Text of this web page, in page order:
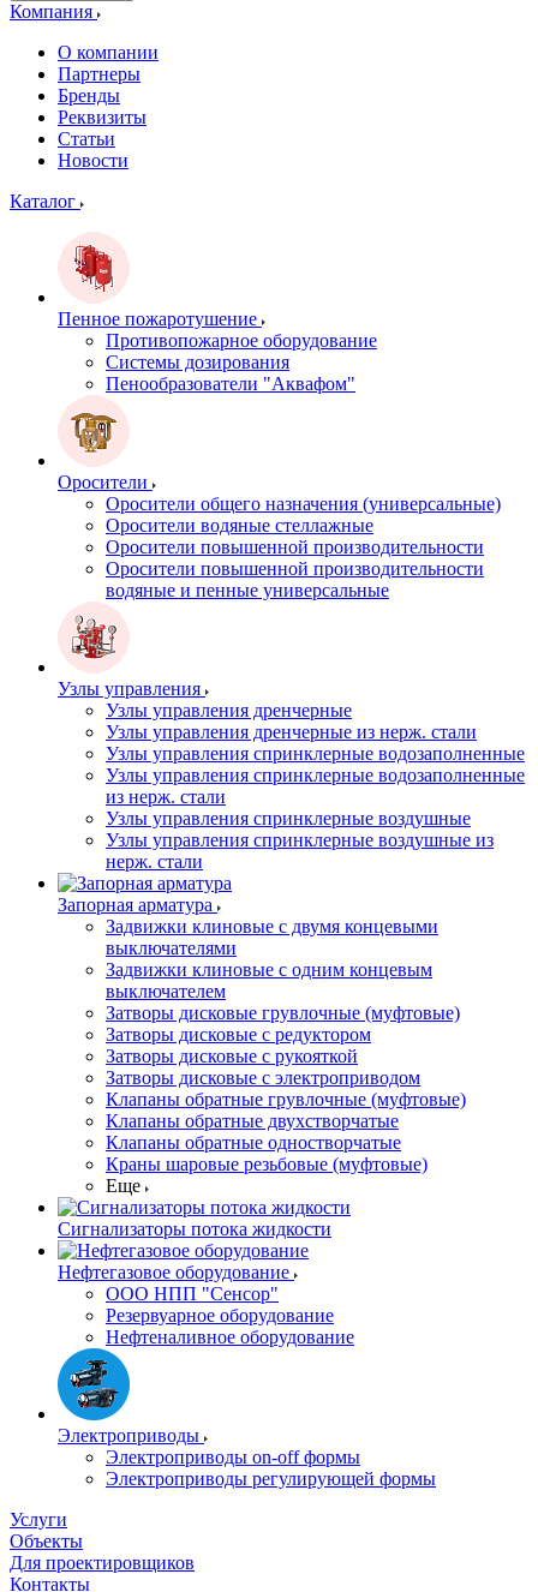
Компания
О компании
Партнеры
Бренды
Реквизиты
Статьи
Новости
Каталог
Пенное пожаротушение
Противопожарное оборудование
Системы дозирования
Пенообразователи "Аквафом"
Оросители
Оросители oбщего назначения (универсальные)
Оросители водяные стеллажные
Оросители повышенной производительности
Оросители повышенной производительности
водяные и пенные универсальные
Узлы управления
Узлы управления дренчерные
Узлы управления дренчерные из нерж. стали
Узлы управления спринклерные водозаполненные
Узлы управления спринклерные водозаполненные
из нерж. стали
Узлы управления спринклерные воздушные
Узлы управления спринклерные воздушные из
нерж. стали
Запорная арматура
Задвижки клиновые с двумя концевыми
выключателями
Задвижки клиновые с одним концевым
выключателем
Затворы дисковые грувлочные (муфтовые)
Затворы дисковые с редуктором
Затворы дисковые с рукояткой
Затворы дисковые с электроприводом
Клапаны обратные грувлочные (муфтовые)
Клапаны обратные двухстворчатые
Клапаны обратные одностворчатые
Краны шаровые резьбовые (муфтовые)
Еще
Сигнализаторы потока жидкости
Нефтегазовое оборудование
ООО НПП "Сенсор"
Резервуарное оборудование
Нефтеналивное оборудование
Электроприводы
Электроприводы on-off формы
Электроприводы регулирующей формы
Услуги
Объекты
Для проектировщиков
Контакты